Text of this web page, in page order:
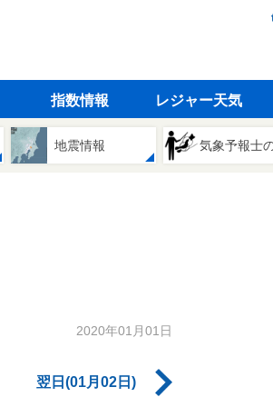
指数情報 レジャー天気
地震情報 気象予報士
2020年01月01日
翌日(01月02日)